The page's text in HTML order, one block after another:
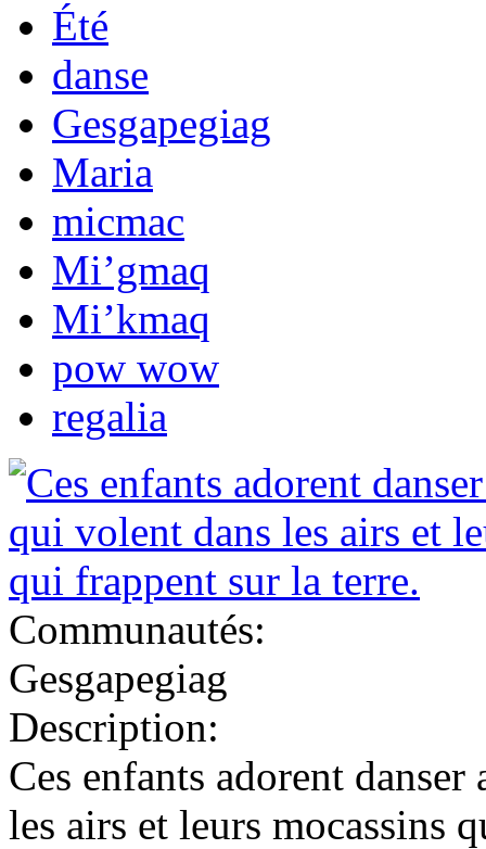
Été
danse
Gesgapegiag
Maria
micmac
Mi’gmaq
Mi’kmaq
pow wow
regalia
Communautés:
Gesgapegiag
Description:
Ces enfants adorent
les airs et leurs mocassins